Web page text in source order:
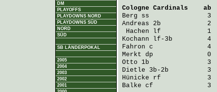
DM
PLAYOFFS
PLAYDOWNS NORD
PLAYDOWNS SÜD
NORD
SÜD
SB LÄNDERPOKAL
2005
2004
2003
2002
2001
Cologne Cardinals
ab
Berg ss               3  3
Andreas 2b            2
Hachen lf            1  0
Kochann lf-3b         4
Fahron c              4
Merkt dp              0
Otto 1b               3
Dietle 3b-2b          3
Hünicke rf            3  1
Balke cf              3  1